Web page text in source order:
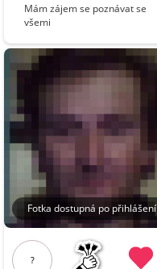
Mám zájem se poznávat se
všemi
Fotka dostupná po přihlášení
?